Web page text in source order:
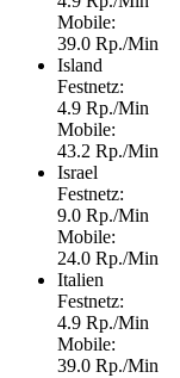
Mobile:
39.0 Rp./Min
Island
Festnetz:
4.9 Rp./Min
Mobile:
43.2 Rp./Min
Israel
Festnetz:
9.0 Rp./Min
Mobile:
24.0 Rp./Min
Italien
Festnetz:
4.9 Rp./Min
Mobile:
39.0 Rp./Min